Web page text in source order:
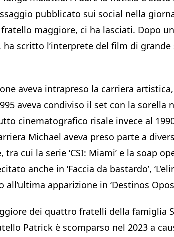
pubblicato sui social nella
fratello maggiore, ci ha lasciati. Dopo
ha scritto l’interprete del film di grande
aveva intrapreso la carriera
aveva condiviso il set con la sorella
cinematografico risale invece al
Michael aveva preso parte a
cui la serie ‘CSI: Miami’ e la soap
anche in ‘Faccia da bastardo’,
all’ultima apparizione in ‘Destinos
dei quattro fratelli della famiglia
Patrick è scomparso nel 2023 a